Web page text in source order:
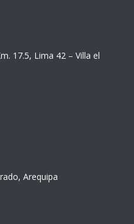
17.5, Lima 42 – Villa el
Arequipa